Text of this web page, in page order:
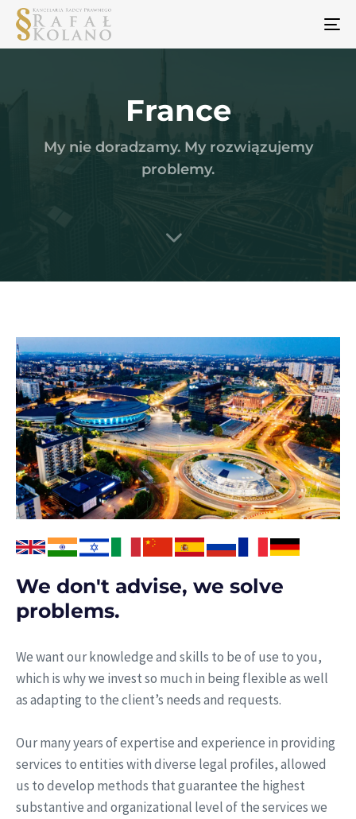
France
My nie doradzamy. My rozwiązujemy
problemy.
We don't advise, we solve
problems.
We want our knowledge and skills to be of use to you,
which is why we invest so much in being flexible as well
as adapting to the client’s needs and requests.
Our many years of expertise and experience in providing
services to entities with diverse legal profiles, allowed
us to develop methods that guarantee the highest
substantive and organizational level of the services we